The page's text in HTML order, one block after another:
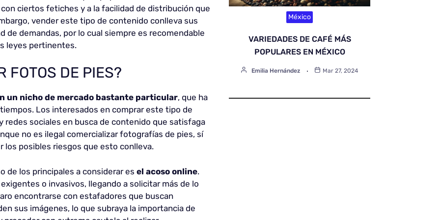
ciertos fetiches y a la facilidad de distribución que
vender este tipo de contenido conlleva sus
de demandas, por lo cual siempre es recomendable
leyes pertinentes.
FOTOS DE PIES?
un nicho de mercado bastante particular, que ha
Los interesados en comprar este tipo de
redes sociales en busca de contenido que satisfaga
no es ilegal comercializar fotografías de pies, sí
los posibles riesgos que esto conlleva.
de los principales a considerar es el acoso online.
o invasivos, llegando a solicitar más de lo
encontrarse con estafadores que buscan
sus imágenes, lo que subraya la importancia de
México
VARIEDADES DE CAFÉ MÁS
POPULARES EN MÉXICO
Emilia Hernández Mar 27, 2024